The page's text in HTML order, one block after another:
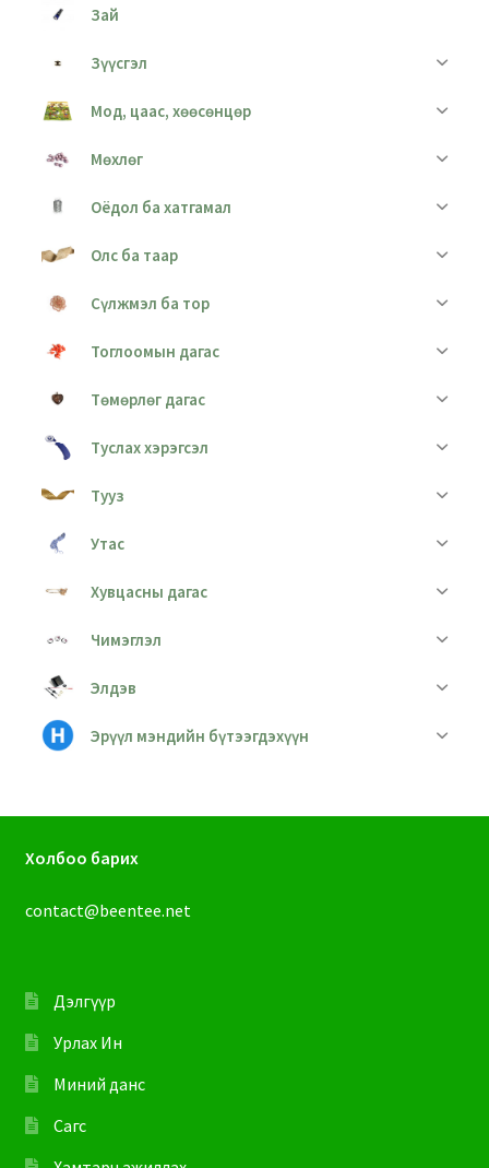
Зай
Зүүсгэл
Мод, цаас, хөөсөнцөр
Мөхлөг
Оёдол ба хатгамал
Олс ба таар
Сүлжмэл ба тор
Тоглоомын дагас
Төмөрлөг дагас
Туслах хэрэгсэл
Тууз
Утас
Хувцасны дагас
Чимэглэл
Элдэв
Эрүүл мэндийн бүтээгдэхүүн
Холбоо барих
contact@beentee.net
Дэлгүүр
Урлах Ин
Миний данс
Сагс